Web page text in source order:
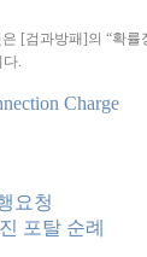
[검과방패]의 “확
.
Charge
요청
포탈 순례